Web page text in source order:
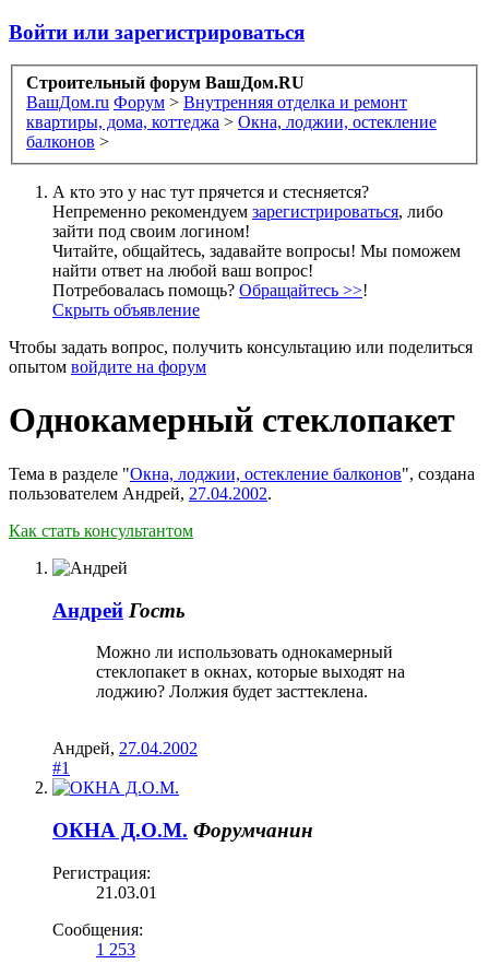
Войти или зарегистрироваться
Строительный форум ВашДом.RU
ВашДом.ru Форум > Внутренняя отделка и ремонт
квартиры, дома, коттеджа > Окна, лоджии, остекление
балконов >
А кто это у нас тут прячется и стесняется?
Непременно рекомендуем зарегистрироваться, либо
зайти под своим логином!
Читайте, общайтесь, задавайте вопросы! Мы поможем
найти ответ на любой ваш вопрос!
Потребовалась помощь? Обращайтесь >>!
Скрыть объявление
Чтобы задать вопрос, получить консультацию или поделиться
опытом войдите на форум
Однокамерный стеклопакет
Тема в разделе "Окна, лоджии, остекление балконов", создана
пользователем Андрей, 27.04.2002.
Как стать консультантом
Андрей Гость
Можно ли использовать однокамерный
стеклопакет в окнах, которые выходят на
лоджию? Лолжия будет засттеклена.
Андрей, 27.04.2002
#1
ОКНА Д.О.М. Форумчанин
Регистрация:
21.03.01
Сообщения:
1 253